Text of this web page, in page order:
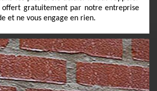
offert gratuitement par notre entreprise
et ne vous engage en rien.